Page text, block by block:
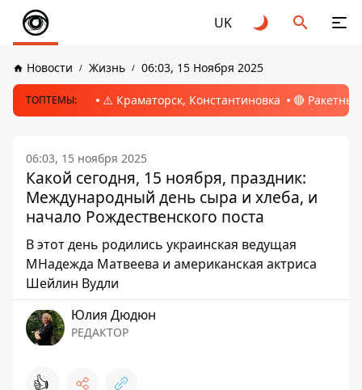
UK
Новости Жизнь 06:03, 15 Ноября 2025
ТОПТЕМЫ: ⚠️ Краматорск, Константиновка 🔴
06:03, 15 ноября 2025
Какой сегодня, 15 ноября, праздник:
Международный день сыра и хлеба, и
начало Рождественского поста
В этот день родились украинская ведущая
МНадежда Матвеева и американская актриса
Шейлин Вудли
Юлия Дюдюн
РЕДАКТОР
👍